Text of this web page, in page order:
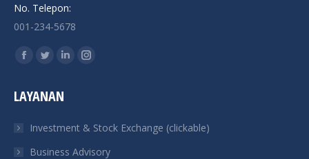
No. Telepon:
001-234-5678
Find us on:
Facebook
opens
new
window
Twitter
opens
new
window
Linkedin
new
window
Instagram
new
window
LAYANAN
Investment & Stock Exchange (clickable)
Business Advisory